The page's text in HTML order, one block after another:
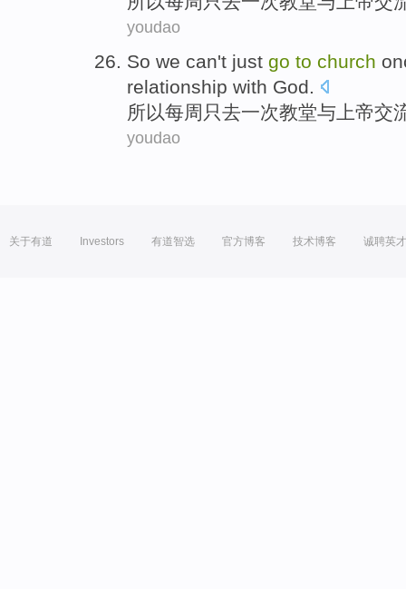
youdao
So we can't just go to church
relationship with God.
所以每周 只去一次教堂与 上帝交
youdao
关于有道 Investors 有道智选 官方博客 技术博客 诚聘英才